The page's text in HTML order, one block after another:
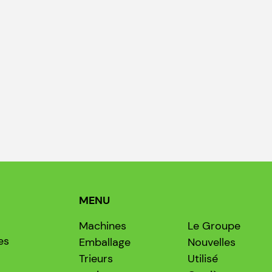
MENU
Machines
Emballage
Trieurs
Le Groupe
Nouvelles
Utilisé